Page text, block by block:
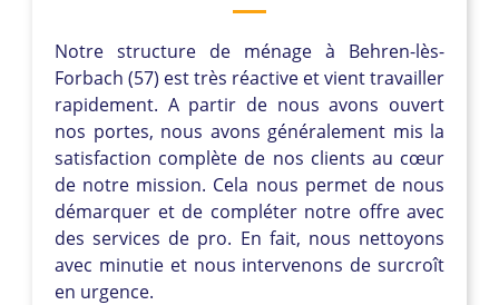
Notre structure de ménage à Behren-lès-
Forbach (57) est très réactive et vient travailler
rapidement. A partir de nous avons ouvert
nos portes, nous avons généralement mis la
satisfaction complète de nos clients au cœur
de notre mission. Cela nous permet de nous
démarquer et de compléter notre offre avec
des services de pro. En fait, nous nettoyons
avec minutie et nous intervenons de surcroît
en urgence.